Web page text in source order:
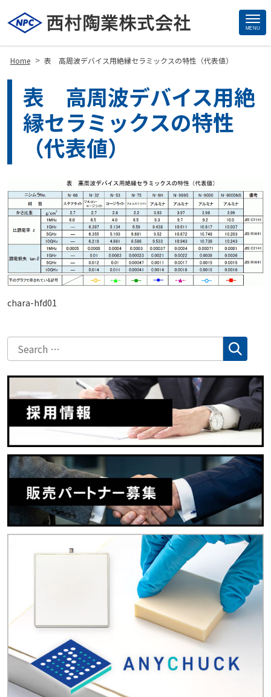
MENU
Home > 表 高周波デバイス用絶縁セラミックスの特性（代表値）
表 高周波デバイス用絶
縁セラミックスの特性
（代表値）
chara-hfd01
Site
Footer